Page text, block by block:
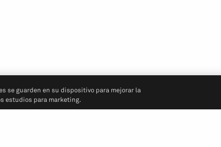
se guarden en su dispositivo para mejorar la
estudios para marketing.